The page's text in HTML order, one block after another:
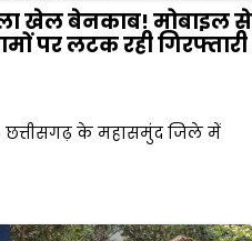
खेल बेनकाब! मोबाइल से
पर लटक रही गिरफ्तारी
छत्तीसगढ़ के महासमुंद जिले में